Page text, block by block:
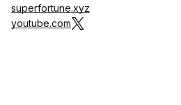
superfortune.xyz
youtube.com